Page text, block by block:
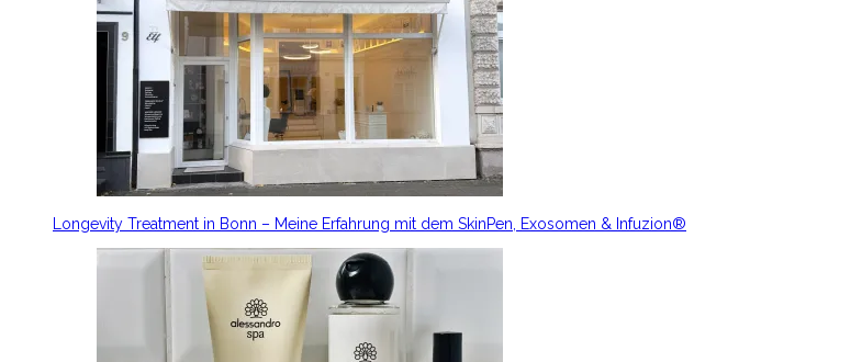
Longevity Treatment in Bonn – Meine Erfahrung mit dem SkinPen, Exosomen & Infuzion®